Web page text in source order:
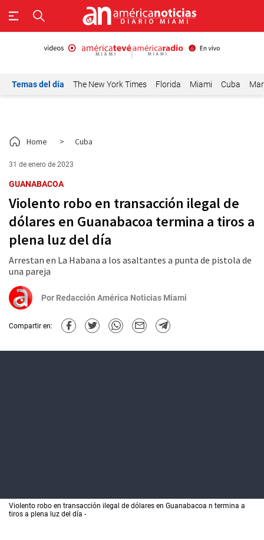
Temas del día The New York Times Florida Miami Cuba
Home > Cuba
31 de enero de 2023
GUANABACOA
Violento robo en transacción ilegal de
dólares en Guanabacoa termina a tiros a
plena luz del día
Arrestan en La Habana a los asaltantes a punta de pistola de
una pareja
Por Redacción América Noticias Miami
Compartir en:
Violento robo en transacción ilegal de dólares en Guanabacoa n termina a
tiros a plena luz del día